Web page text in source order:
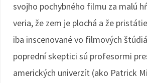
svojho pochybného filmu za malú
veria, že zem je plochá a že
iba inscenované vo filmových
poprední skeptici sú profesormi
amerických univerzít (ako Patrick